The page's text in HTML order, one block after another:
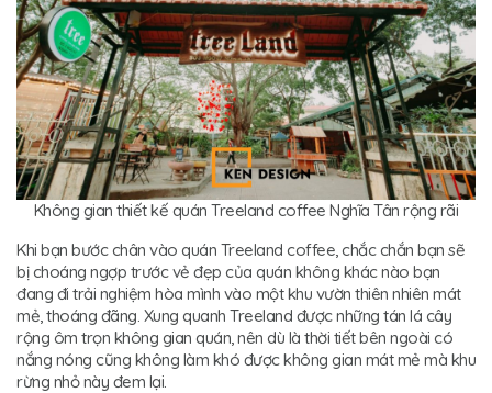
Không gian thiết kế quán Treeland coffee Nghĩa Tân rộng rãi
Khi bạn bước chân vào quán Treeland coffee, chắc chắn bạn sẽ
bị choáng ngợp trước vẻ đẹp của quán không khác nào bạn
đang đi trải nghiệm hòa mình vào một khu vườn thiên nhiên mát
mẻ, thoáng đãng. Xung quanh Treeland được những tán lá cây
rộng ôm trọn không gian quán, nên dù là thời tiết bên ngoài có
nắng nóng cũng không làm khó được không gian mát mẻ mà khu
rừng nhỏ này đem lại.